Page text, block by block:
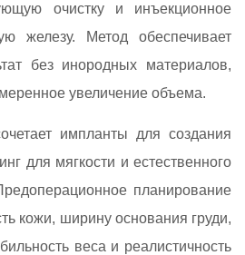
очистку и инъекционное
железу. Метод обеспечивает
без инородных материалов,
увеличение объема.
импланты для создания
для мягкости и естественного
планирование
кожи, ширину основания груди,
веса и реалистичность